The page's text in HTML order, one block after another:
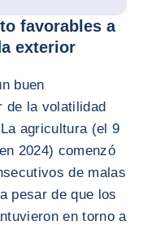
favorables a
exterior
buen
de la volatilidad
agricultura (el 9
2024) comenzó
de malas
pesar de que los
en torno a